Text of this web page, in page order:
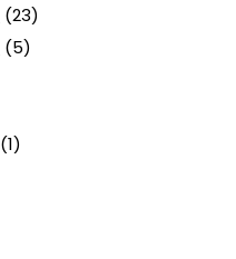
(23)
(5)
(1)